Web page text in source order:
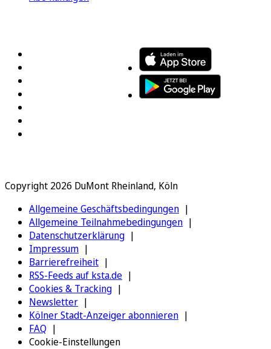
Copyright 2026 DuMont Rheinland, Köln
Allgemeine Geschäftsbedingungen
Allgemeine Teilnahmebedingungen
Datenschutzerklärung
Impressum
Barrierefreiheit
RSS-Feeds auf ksta.de
Cookies & Tracking
Newsletter
Kölner Stadt-Anzeiger abonnieren
FAQ
Cookie-Einstellungen